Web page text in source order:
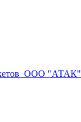
ООО "АТАК"